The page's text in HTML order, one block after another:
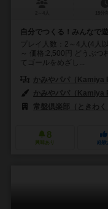
自分でつくる！みんなで
プレイ人数：2～4人(4人
～ 価格:2,500円 どうぶつ
てゴールをめざし...
かみやパパ（Kamiya
かみやパパ（Kamiya
常盤倶楽部（ときわく
8
興味あり 経験